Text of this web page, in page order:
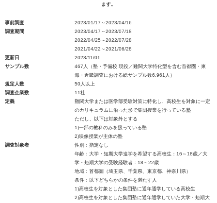
ます。
事前調査
2023/01/17～2023/04/16
調査期間
2023/04/17～2023/07/18
2022/04/25～2022/07/28
2021/04/22～2021/06/28
更新日
2023/11/01
サンプル数
467人（塾・予備校 現役／難関大学特化型を含む首都圏・東
海・近畿調査における総サンプル数6,961人）
規定人数
50人以上
調査企業数
11社
定義
難関大学または医学部受験対策に特化し、高校生を対象に一定
のカリキュラムに沿った形で集団授業を行っている塾
ただし、以下は対象外とする
1)一部の教科のみを扱っている塾
2)映像授業が主体の塾
調査対象者
性別：指定なし
年齢：大学・短期大学進学を希望する高校生：16～18歳／大
学・短期大学の受験経験者：18～22歳
地域：首都圏（埼玉県、千葉県、東京都、神奈川県）
条件：以下どちらかの条件を満たす人
1)高校生を対象とした集団塾に通年通学している高校生
2)高校生を対象とした集団塾に通年通学していた大学・短期大